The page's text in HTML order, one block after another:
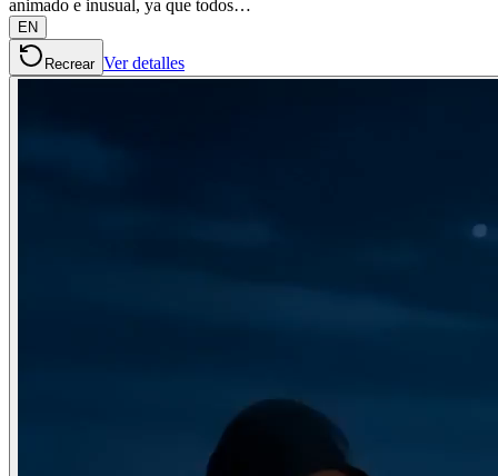
animado e inusual, ya que todos…
EN
Recrear Ver detalles